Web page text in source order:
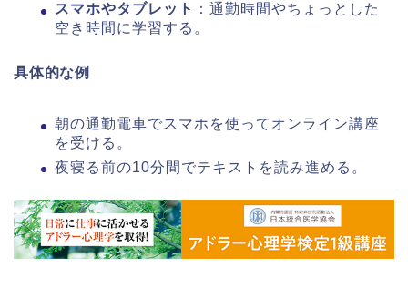
スマホやタブレット
：通勤時間やちょっとした
空き時間に学習する。
具体的な例
朝の通勤電車でスマホを使ってオンライン講座
を受ける。
夜寝る前の10分間でテキストを読み進める。